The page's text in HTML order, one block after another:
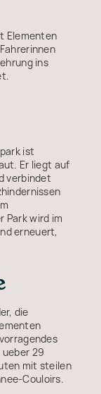
Elementen
ins
ist
Er liegt auf
verbindet
Park wird im
erneuert,
die
29
mit steilen
Couloirs.